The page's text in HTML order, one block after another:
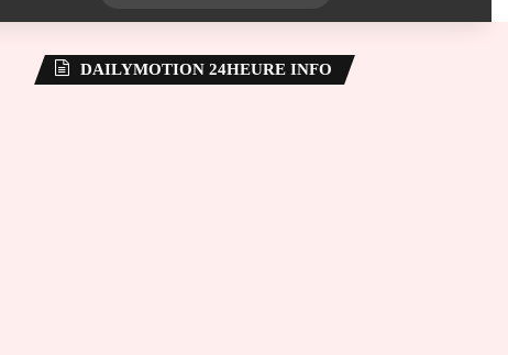
DAILYMOTION 24HEURE INFO